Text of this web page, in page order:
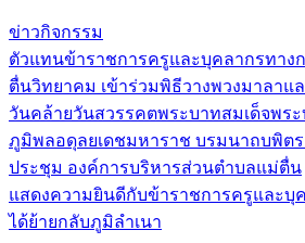
ข่าวกิจกรรม
แนะแนว
เรื่อง
ตัวแทนข้าราชการครูและบุคลากรทาง
ตื่นวิทยาคม เข้าร่วมพิธีวางพวงมาลาแ
วันคล้ายวันสวรรคตพระบาทสมเด็จพร
ภูมิพลอดุลยเดชมหาราช บรมนาถบพิต
ประชุม องค์การบริหารส่วนตำบลแม่ตื่น
แสดงความยินดีกับข้าราชการครูและบุ
ได้ย้ายกลับภูมิลำเนา